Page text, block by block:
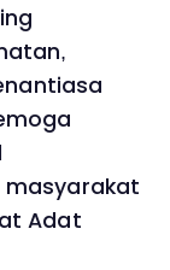
Adat